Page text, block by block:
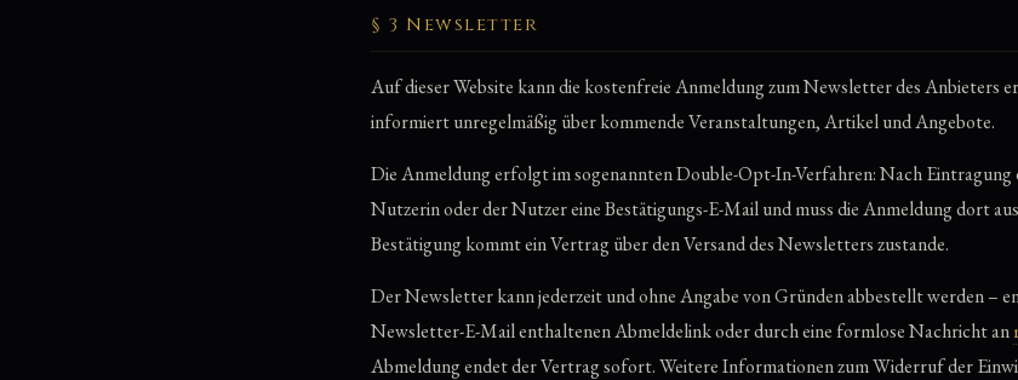
§ 3 Newsletter
Auf dieser Website kann die kostenfreie Anmeldung zum Newsletter des Anbieters
informiert unregelmäßig über kommende Veranstaltungen, Artikel und Angebote.
Die Anmeldung erfolgt im sogenannten Double-Opt-In-Verfahren: Nach Eintragung
Nutzerin oder der Nutzer eine Bestätigungs-E-Mail und muss die Anmeldung dort
Bestätigung kommt ein Vertrag über den Versand des Newsletters zustande.
Der Newsletter kann jederzeit und ohne Angabe von Gründen abbestellt werden –
Newsletter-E-Mail enthaltenen Abmeldelink oder durch eine formlose Nachricht an
Abmeldung endet der Vertrag sofort. Weitere Informationen zum Widerruf der